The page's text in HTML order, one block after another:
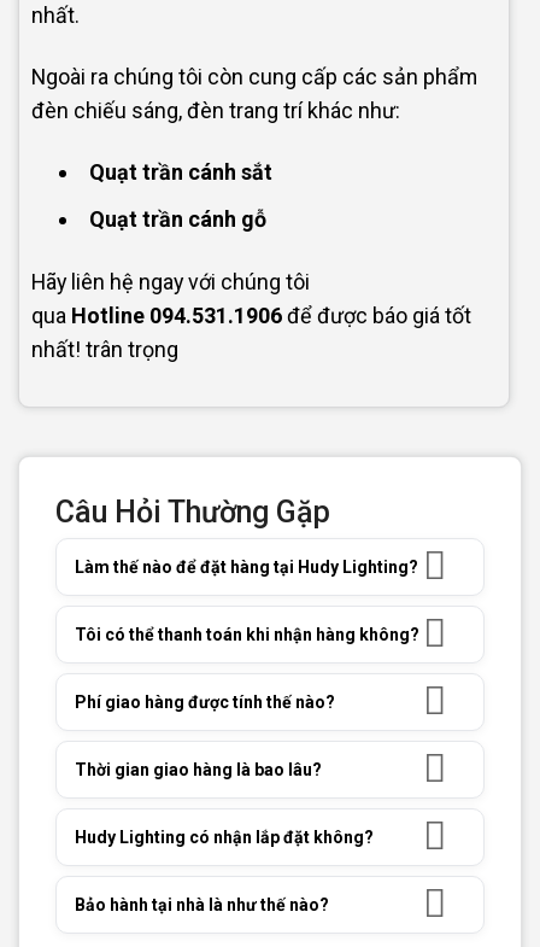
nhất.
Ngoài ra chúng tôi còn cung cấp các sản phẩm
đèn chiếu sáng, đèn trang trí khác như:
Quạt trần cánh sắt
Quạt trần cánh gỗ
Hãy liên hệ ngay với chúng tôi
qua Hotline 094.531.1906để được báo giá tốt
nhất! trân trọng
Câu Hỏi Thường Gặp
Làm thế nào để đặt hàng tại Hudy Lighting?
Tôi có thể thanh toán khi nhận hàng không?
Phí giao hàng được tính thế nào?
Thời gian giao hàng là bao lâu?
Hudy Lighting có nhận lắp đặt không?
Bảo hành tại nhà là như thế nào?